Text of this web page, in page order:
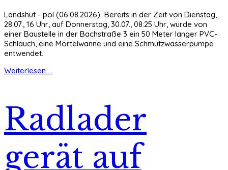
Landshut - pol (06.08.2026) Bereits in der Zeit von Dienstag,
28.07., 16 Uhr, auf Donnerstag, 30.07., 08:25 Uhr, wurde von
einer Baustelle in der Bachstraße 3 ein 50 Meter langer PVC-
Schlauch, eine Mörtelwanne und eine Schmutzwasserpumpe
entwendet.
Weiterlesen ...
Radlader
gerät auf